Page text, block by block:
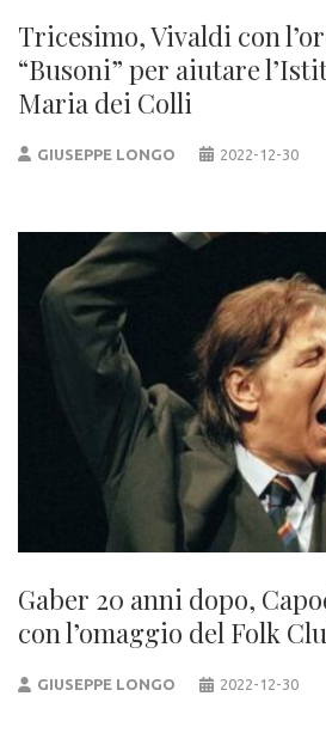
Tricesimo, Vivaldi con
“Busoni” per aiutare
Maria dei Colli
GIUSEPPE LONGO 2022-12-30
Gaber 20 anni dopo,
con l’omaggio del Folk
GIUSEPPE LONGO 2022-12-30